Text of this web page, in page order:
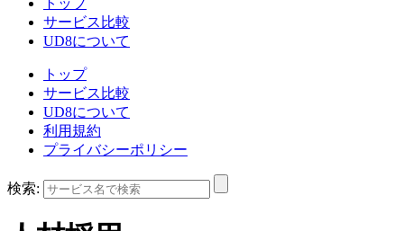
トップ
サービス比較
UD8について
トップ
サービス比較
UD8について
利用規約
プライバシーポリシー
検索: